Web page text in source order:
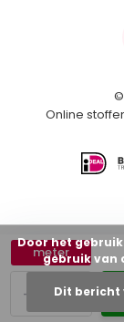
+
-
meter
©
Online
Door het
gebruik van
Dit bericht